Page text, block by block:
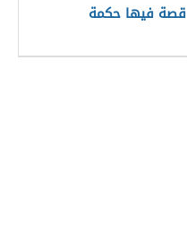
قصة فيها حكمة